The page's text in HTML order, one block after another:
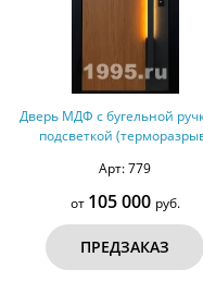
Дверь МДФ с бугельной
подсветкой
Арт: 779
от 105 000 руб.
ПРЕДЗАКАЗ